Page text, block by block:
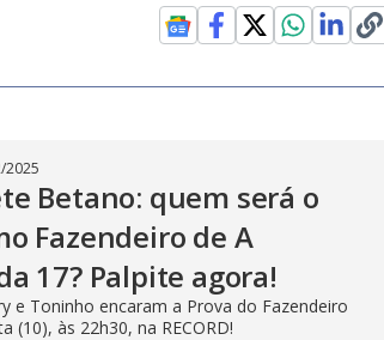
2025
Betano: quem será o
Fazendeiro de A
17? Palpite agora!
e Toninho encaram a Prova do Fazendeiro
(10), às 22h30, na RECORD!